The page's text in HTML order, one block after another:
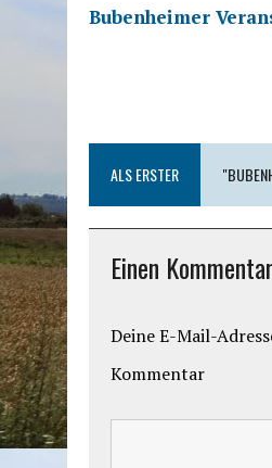
Bubenheimer
ALS ERSTER
Einen
Deine E-Mail-
Kommentar